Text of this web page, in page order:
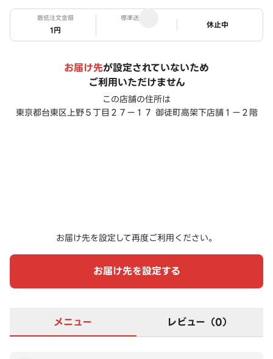
最低注文金額
1円
標準送料
ステータス
休止中
お届け先が設定されていないため
ご利用いただけません
この店舗の住所は
東京都台東区上野５丁目２７ー１７ 御徒町高架下店舗１ー２階
お届け先を設定して再度ご利用ください。
お届け先を設定する
メニュー レビュー（0）